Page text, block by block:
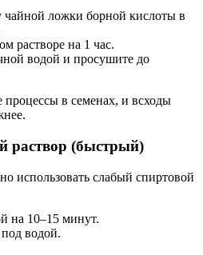
чайной ложки борной кислоты в
растворе на 1 час.
водой и просушите до
в семенах, и всходы
раствор (быстрый)
использовать слабый спиртовой
на 10–15 минут.
водой.